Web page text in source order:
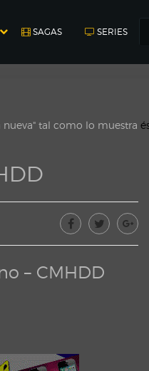
SAGAS SERIES
tal como lo muestra
– CMHDD